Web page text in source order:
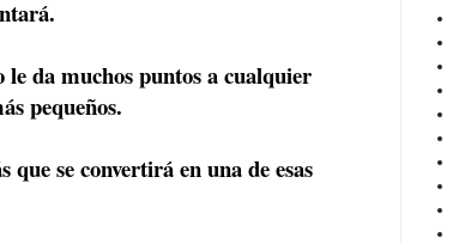
le da muchos puntos a cualquier
pequeños.
se convertirá en una de esas